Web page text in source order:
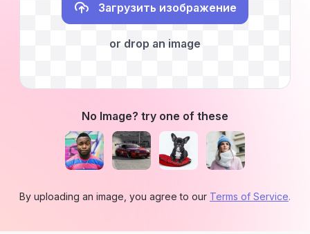
Загрузить изображение
or drop an image
No Image? try one of these
By uploading an image, you agree to our Terms of Service.